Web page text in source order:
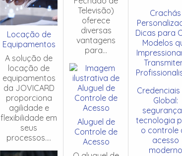
Locação de
Equipamentos
A solução de
locação de
equipamentos
da JOVICARD
proporciona
agilidade e
flexibilidade em
seus
processos....
Televisão)
oferece
diversas
vantagens
para...
Aluguel de
Controle de
Acesso
Crachás
Dicas para
Modelos
Credenciais
Global:
tecnologia
o controle
acesso
moderno